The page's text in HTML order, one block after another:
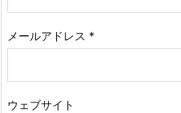
メールアドレス *
ウェブサイト